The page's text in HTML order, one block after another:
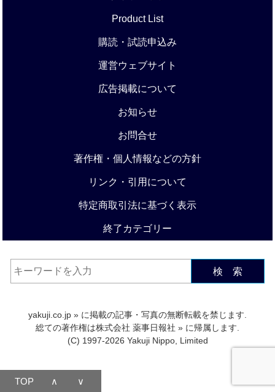
Product List
購読・試読申込み
運営ウェブサイト
広告掲載について
お知らせ
お問合せ
著作権・個人情報などの方針
リンク・引用について
特定商取引法に基づく表示
終了カテゴリー
検 索
yakuji.co.jp » に掲載の記事・写真の無断転載を禁じます.
総ての著作権は株式会社 薬事日報社 » に帰属します.
(C) 1997-2026 Yakuji Nippo, Limited
TOP ∧ ∨